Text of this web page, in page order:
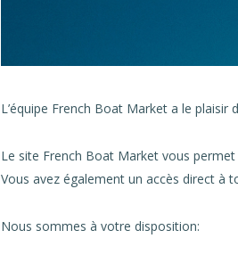
L’équipe French Boat Market a le
Le site French Boat Market vous
Vous avez également un accès direct à
Nous sommes à votre disposition: